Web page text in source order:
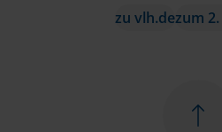
zu vlh.dezum